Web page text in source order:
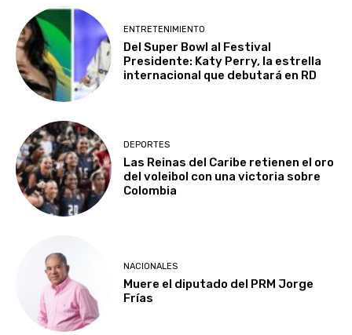
ENTRETENIMIENTO
Del Super Bowl al Festival
Presidente: Katy Perry, la estrella
internacional que debutará en RD
DEPORTES
Las Reinas del Caribe retienen el oro
del voleibol con una victoria sobre
Colombia
NACIONALES
Muere el diputado del PRM Jorge
Frías